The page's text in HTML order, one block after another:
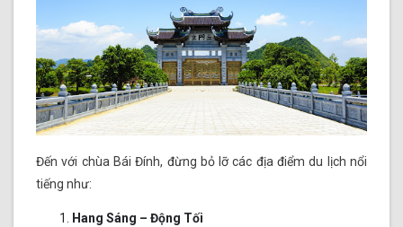
Đến với chùa Bái Đính, đừng bỏ lỡ các địa điểm du lịch nổi
tiếng như:
Hang Sáng – Động Tối